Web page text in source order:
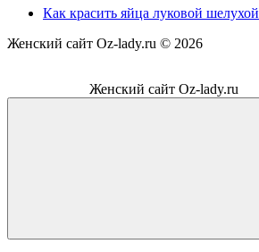
Как красить яйца луковой шелухой
Женский сайт Oz-lady.ru © 2026
Женский сайт Oz-lady.ru